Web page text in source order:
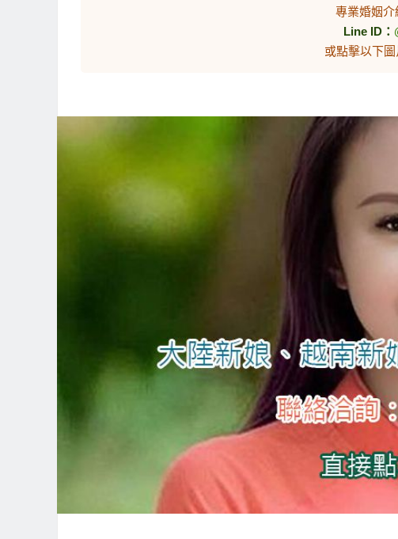
專業婚姻介
Line ID：
或點擊以下圖